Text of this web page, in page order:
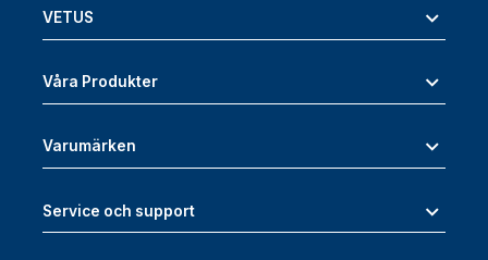
VETUS
Våra Produkter
Varumärken
Service och support